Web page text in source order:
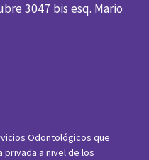
3047 bis esq. Mario
Odontológicos que
privada a nivel de los